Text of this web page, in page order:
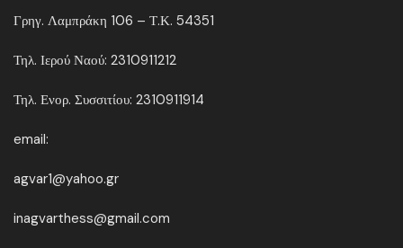
Γρηγ. Λαμπράκη 106 – Τ.Κ. 54351
Τηλ. Ιερού Ναού: 2310911212
Τηλ. Ενορ. Συσσιτίου: 2310911914
email:
agvar1@yahoo.gr
inagvarthess@gmail.com